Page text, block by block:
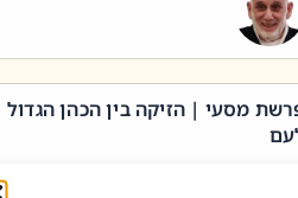
מסעי | הזיקה בין הכהן הגדול